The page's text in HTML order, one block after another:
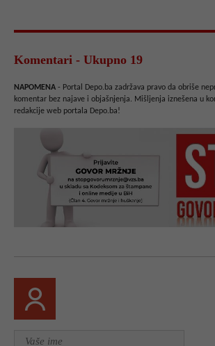
Komentari - Ukupno 19
NAPOMENA - Portal Depo.ba zadržava pravo da obriše
komentar bez najave i objašnjenja. Mišljenja iznešena u
redakcije web portala Depo.ba!